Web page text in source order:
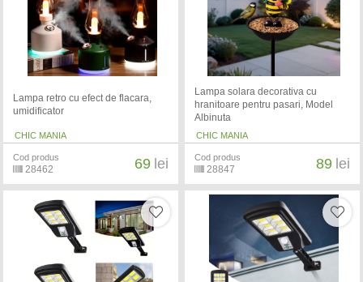
Lampa retro cu efect de flacara,
umidificator
CHIC MANIA
Cod produs
28462 69 lei
Lampa solara decorativa cu
hranitoare pentru pasari, Model
Albinuta
CHIC MANIA
Cod produs
28847 89 lei